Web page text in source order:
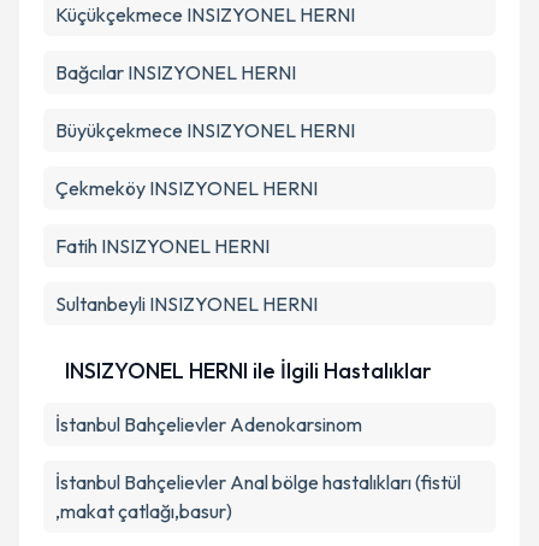
Küçükçekmece INSIZYONEL HERNI
Bağcılar INSIZYONEL HERNI
Büyükçekmece INSIZYONEL HERNI
Çekmeköy INSIZYONEL HERNI
Fatih INSIZYONEL HERNI
Sultanbeyli INSIZYONEL HERNI
INSIZYONEL HERNI ile İlgili Hastalıklar
İstanbul Bahçelievler Adenokarsinom
İstanbul Bahçelievler Anal bölge hastalıkları (fistül
,makat çatlağı,basur)